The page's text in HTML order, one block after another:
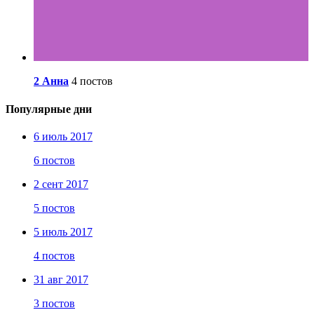
2 Анна 4 постов
Популярные дни
6 июль 2017
6 постов
2 сент 2017
5 постов
5 июль 2017
4 постов
31 авг 2017
3 постов